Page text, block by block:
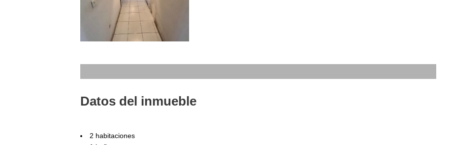
Datos del inmueble
2 habitaciones